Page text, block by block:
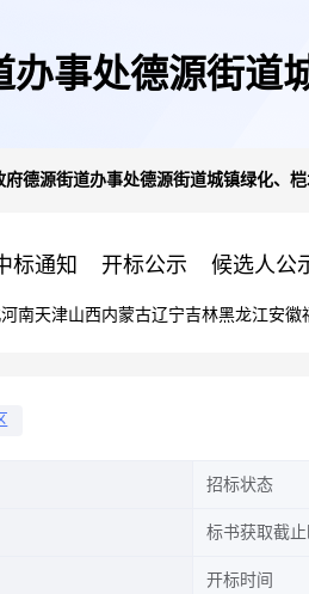
事处德源街
府德源街道办事处德源街道城镇绿化、
标通知 开标公示 候选人公
河南天津山西内蒙古辽宁吉林黑龙江安徽
招标状态
标书获取截止
开标时间